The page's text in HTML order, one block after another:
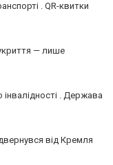
. QR-квитки
— лише
. Держава
від Кремля